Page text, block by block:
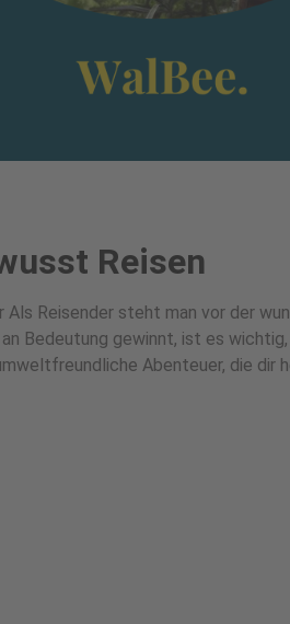
Reisen
Reisender steht man vor der
Bedeutung gewinnt, ist es
Abenteuer, die dir